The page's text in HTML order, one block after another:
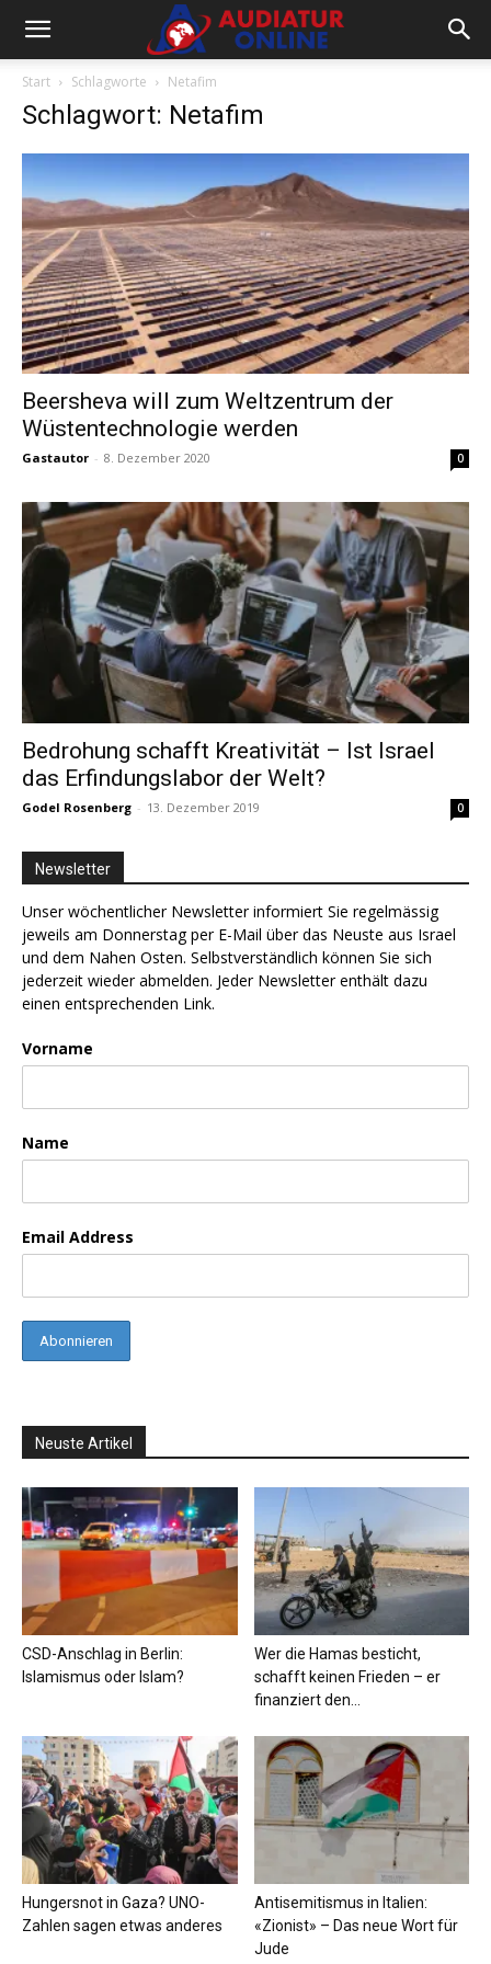
Start Schlagworte Netafim
Schlagwort: Netafim
Beersheva will zum Weltzentrum der
Wüstentechnologie werden
Gastautor - 8. Dezember 2020 0
Bedrohung schafft Kreativität – Ist Israel
das Erfindungslabor der Welt?
Godel Rosenberg - 13. Dezember 2019 0
Newsletter
Unser wöchentlicher Newsletter informiert Sie regelmässig
jeweils am Donnerstag per E-Mail über das Neuste aus Israel
und dem Nahen Osten. Selbstverständlich können Sie sich
jederzeit wieder abmelden. Jeder Newsletter enthält dazu
einen entsprechenden Link.
Vorname
Name
Email Address
Neuste Artikel
CSD-Anschlag in Berlin:
Islamismus oder Islam?
Wer die Hamas besticht,
schafft keinen Frieden – er
finanziert den...
Hungersnot in Gaza? UNO-
Zahlen sagen etwas anderes
Antisemitismus in Italien:
«Zionist» – Das neue Wort für
Jude